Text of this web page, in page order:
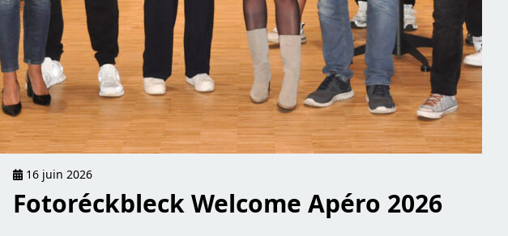
16 juin 2026
Fotoréckbleck Welcome Apéro 2026